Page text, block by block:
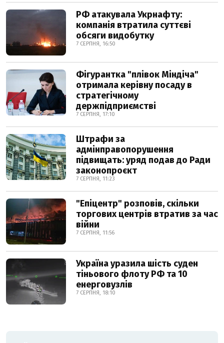
РФ атакувала Укрнафту:
компанія втратила суттєві
обсяги видобутку
7 СЕРПНЯ, 16:50
Фігурантка "плівок Міндіча"
отримала керівну посаду в
стратегічному
держпідприємстві
7 СЕРПНЯ, 17:10
Штрафи за
адмінправопорушення
підвищать: уряд подав до Ради
законопроєкт
7 СЕРПНЯ, 11:23
"Епіцентр" розповів, скільки
торгових центрів втратив за час
війни
7 СЕРПНЯ, 11:56
Україна уразила шість суден
тіньового флоту РФ та 10
енерговузлів
7 СЕРПНЯ, 18:10